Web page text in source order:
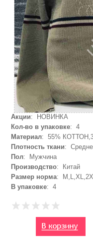
Акции: НОВИНКА
Кол-во в упаковке: 4
Материал: 55%
Плотность ткани:
Пол: Мужчина
Производство: Китай
Размер норма: M,L,XL,2XL
В упаковке: 4